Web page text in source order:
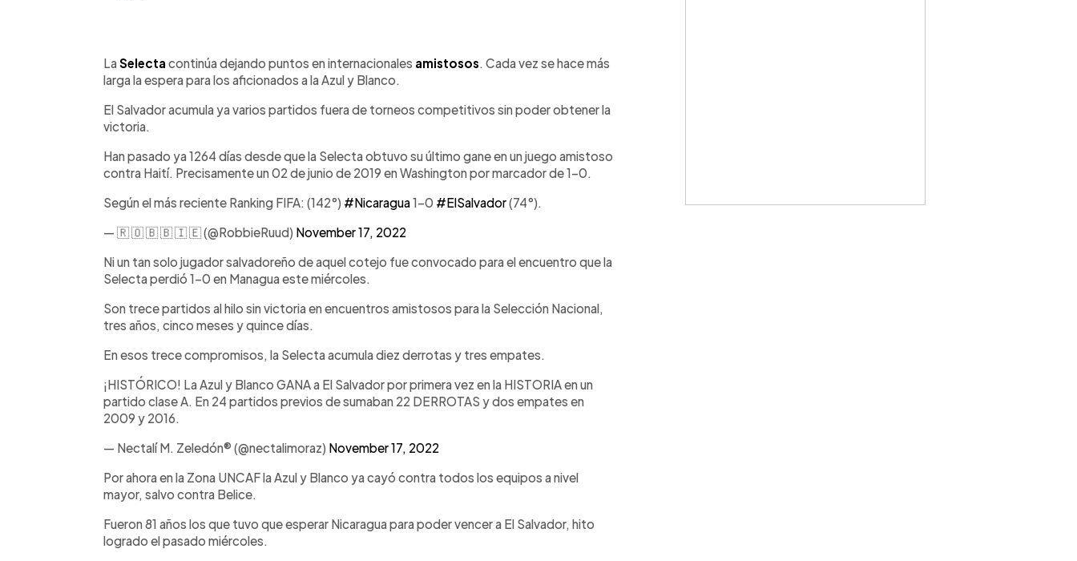
► Escuchar artículo
LaSelecta continúa dejando puntos en internacionales amistosos . Cada vez se hace más
larga la espera para los aficionados a la Azul y Blanco.
El Salvador acumula ya varios partidos fuera de torneos competitivos sin poder obtener la
victoria.
Han pasado ya 1264 días desde que la Selecta obtuvo su último gane en un juego amistoso
contra Haití. Precisamente un 02 de junio de 2019 en Washington por marcador de 1-0.
Según el más reciente Ranking FIFA: (142°) #Nicaragua1-0 #ElSalvador(74°).
— 🇷 🇴 🇧 🇧 🇮 🇪 (@RobbieRuud) November 17, 2022
Ni un tan solo jugador salvadoreño de aquel cotejo fue convocado para el encuentro que la
Selecta perdió 1-0 en Managua este miércoles.
Son trece partidos al hilo sin victoria en encuentros amistosos para la Selección Nacional,
tres años, cinco meses y quince días.
En esos trece compromisos, la Selecta acumula diez derrotas y tres empates.
¡HISTÓRICO! La Azul y Blanco GANA a El Salvador por primera vez en la HISTORIA en un
partido clase A. En 24 partidos previos de sumaban 22 DERROTAS y dos empates en
2009 y 2016.
— Nectalí M. Zeledón® (@nectalimoraz) November 17, 2022
Por ahora en la Zona UNCAF la Azul y Blanco ya cayó contra todos los equipos a nivel
mayor, salvo contra Belice.
Fueron 81 años los que tuvo que esperar Nicaragua para poder vencer a El Salvador, hito
logrado el pasado miércoles.